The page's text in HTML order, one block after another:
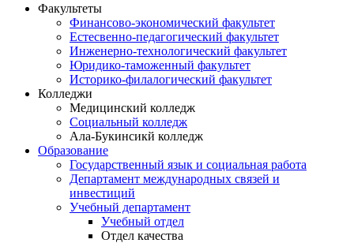
Факультеты
Финансово-экономический факультет
Естесвенно-педагогический факультет
Инженерно-технологический факультет
Юридико-таможенный факультет
Историко-филалогический факультет
Колледжи
Медицинский колледж
Социальный колледж
Ала-Букинсикй колледж
Образование
Государственный язык и социальная работа
Департамент международных связей и
инвестиций
Учебный департамент
Учебный отдел
Отдел качества